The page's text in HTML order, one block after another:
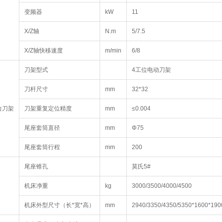
变频器 kW 11
X/Z轴 N.m 5/7.5
X/Z轴快移速度 m/min 6/8
刀架
刀架型式 4工位电动刀架
刀杆尺寸 mm 32*32
刀架重复定位精度 mm ≤0.004
尾座套筒直径 mm Φ75
尾座套筒行程 mm 200
尾座锥孔 莫氏5#
机床净重 kg 3000/3500/4000/4500
机床外型尺寸（长*宽*高） mm 2940/3350/4350/